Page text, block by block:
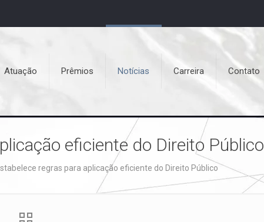
Atuação Prêmios Notícias Carreira Contato
eficiente do Direito Público
regras para aplicação eficiente do Direito Público